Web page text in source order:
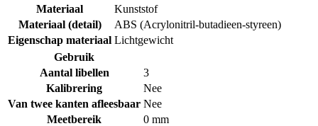
Materiaal
Kunststof
Materiaal (detail)
ABS (Acrylonitril-butadieen-styreen)
Eigenschap materiaal Lichtgewicht
Gebruik
Aantal libellen
3
Kalibrering
Nee
Van twee kanten afleesbaar Nee
Meetbereik
0 mm